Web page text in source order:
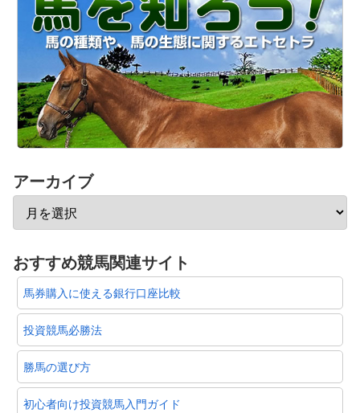
アーカイブ
おすすめ競馬関連サイト
馬券購入に使える銀行口座比較
投資競馬必勝法
勝馬の選び方
初心者向け投資競馬入門ガイド